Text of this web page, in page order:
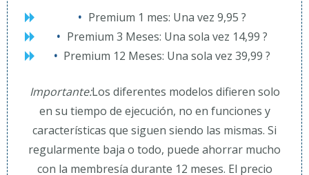
Premium 1 mes: Una vez 9,95 ?
Premium 3 Meses: Una sola vez 14,99 ?
Premium 12 Meses: Una sola vez 39,99 ?
Importante:Los diferentes modelos difieren solo
en su tiempo de ejecución, no en funciones y
características que siguen siendo las mismas. Si
regularmente baja o todo, puede ahorrar mucho
con la membresía durante 12 meses. El precio